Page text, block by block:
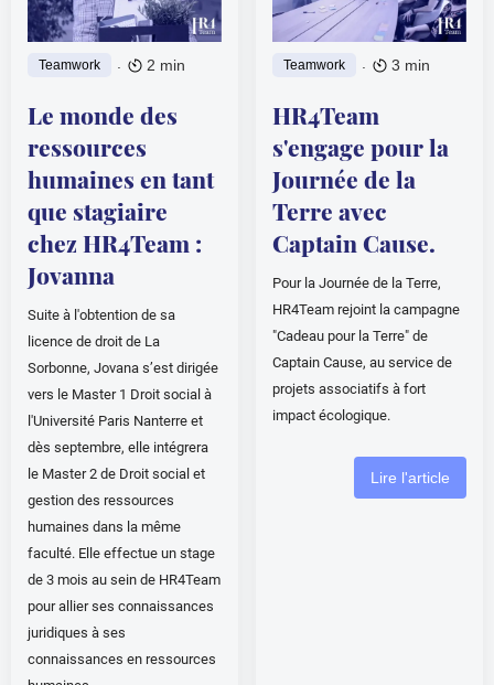
Teamwork 2 min
Le monde des
ressources
humaines en tant
que stagiaire
chez HR4Team :
Jovanna
Suite à l'obtention de sa
licence de droit de La
Sorbonne, Jovana s’est dirigée
vers le Master 1 Droit social à
l'Université Paris Nanterre et
dès septembre, elle intégrera
le Master 2 de Droit social et
gestion des ressources
humaines dans la même
faculté. Elle effectue un stage
de 3 mois au sein de HR4Team
pour allier ses connaissances
juridiques à ses
connaissances en ressources
Teamwork 3 min
HR4Team
s'engage pour la
Journée de la
Terre avec
Captain Cause.
Pour la Journée de la Terre,
HR4Team rejoint la campagne
"Cadeau pour la Terre" de
Captain Cause, au service de
projets associatifs à fort
impact écologique.
Lire l'article